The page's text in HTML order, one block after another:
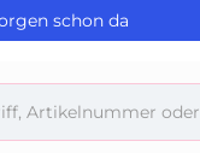
schon da